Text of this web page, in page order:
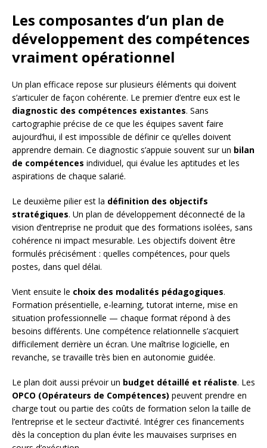
Les composantes d’un plan de
développement des compétences
vraiment opérationnel
Un plan efficace repose sur plusieurs éléments qui doivent
s’articuler de façon cohérente. Le premier d’entre eux est le
diagnostic des compétences existantes. Sans
cartographie précise de ce que les équipes savent faire
aujourd’hui, il est impossible de définir ce qu’elles doivent
apprendre demain. Ce diagnostic s’appuie souvent sur un bilan
de compétences individuel, qui évalue les aptitudes et les
aspirations de chaque salarié.
Le deuxième pilier est la définition des objectifs
stratégiques. Un plan de développement déconnecté de la
vision d’entreprise ne produit que des formations isolées, sans
cohérence ni impact mesurable. Les objectifs doivent être
formulés précisément : quelles compétences, pour quels
postes, dans quel délai.
Vient ensuite le choix des modalités pédagogiques.
Formation présentielle, e-learning, tutorat interne, mise en
situation professionnelle — chaque format répond à des
besoins différents. Une compétence relationnelle s’acquiert
difficilement derrière un écran. Une maîtrise logicielle, en
revanche, se travaille très bien en autonomie guidée.
Le plan doit aussi prévoir un budget détaillé et réaliste. Les
OPCO (Opérateurs de Compétences) peuvent prendre en
charge tout ou partie des coûts de formation selon la taille de
l’entreprise et le secteur d’activité. Intégrer ces financements
dès la conception du plan évite les mauvaises surprises en